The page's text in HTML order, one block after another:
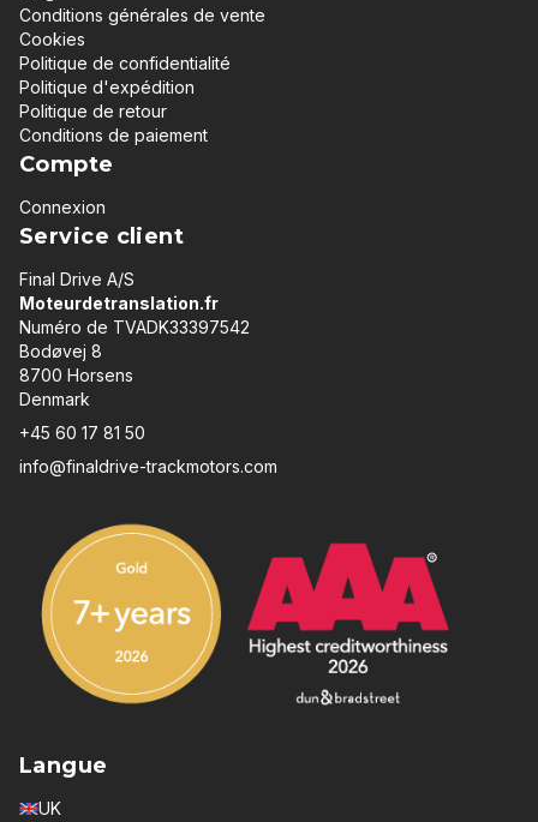
Conditions générales de vente
Cookies
Politique de confidentialité
Politique d'expédition
Politique de retour
Conditions de paiement
Compte
Connexion
Service client
Final Drive A/S
Moteurdetranslation.fr
Numéro de TVADK33397542
Bodøvej 8
8700 Horsens
Denmark
+45 60 17 81 50
info@finaldrive-trackmotors.com
Langue
UK